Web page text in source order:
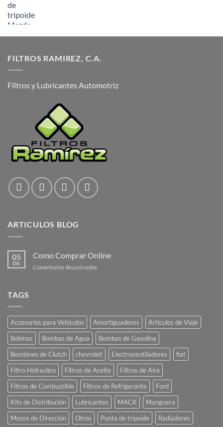
FILTROS RAMIREZ, C.A.
Filtros y Lubricantes Automotriz
ARTICULOS BLOG
05
Dic
Como Comprar Online
Comentarios desactivados
TAGS
Accesorios para Vehículos Amortiguadores
Artículos de Viaje
Bobinas
Bombas de Agua
Bombas de Gasolina
Bombines de Clutch
chevrolet Electroventiladores
fiat
Filtro Hidraulico
Filtros de Aceite
Filtros de Aire
Filtros de Combustible
Filtros de Refrigerante
Ford
Kits de Distribución
Lubricantes MACK
Manguera
Mozos de Dirección
Otros Punta de tripoide Radiadores